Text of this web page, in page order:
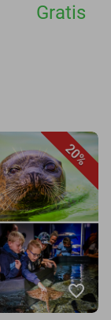
Gratis
20%
favorite_border